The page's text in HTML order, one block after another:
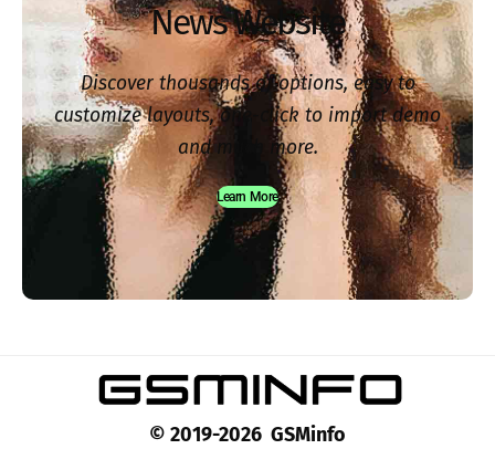
News Website
Discover thousands of options, easy to
customize layouts, one-click to import demo
and much more.
Learn More
© 2019-2026 GSMinfo